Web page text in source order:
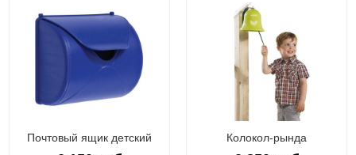
Почтовый ящик детский Колокол-рында